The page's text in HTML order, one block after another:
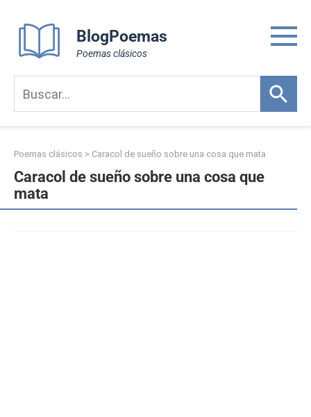
content
BlogPoemas
Poemas clásicos
Poemas clásicos > Caracol de sueño sobre una cosa que mata
Caracol de sueño sobre una cosa que
mata